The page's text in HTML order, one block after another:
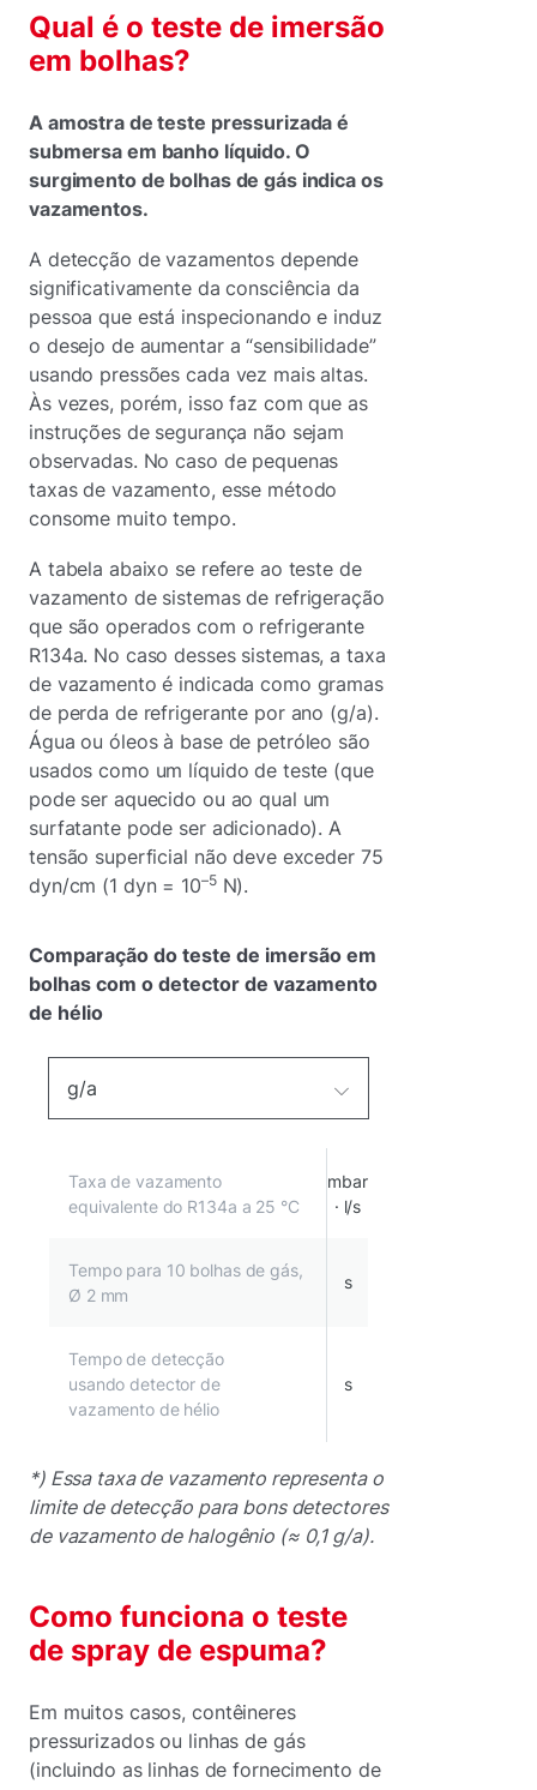
Qual é o teste de imersão
em bolhas?
A amostra de teste pressurizada é
submersa em banho líquido. O
surgimento de bolhas de gás indica os
vazamentos.
A detecção de vazamentos depende
significativamente da consciência da
pessoa que está inspecionando e induz
o desejo de aumentar a “sensibilidade”
usando pressões cada vez mais altas.
Às vezes, porém, isso faz com que as
instruções de segurança não sejam
observadas. No caso de pequenas
taxas de vazamento, esse método
consome muito tempo.
A tabela abaixo se refere ao teste de
vazamento de sistemas de refrigeração
que são operados com o refrigerante
R134a. No caso desses sistemas, a taxa
de vazamento é indicada como gramas
de perda de refrigerante por ano (g/a).
Água ou óleos à base de petróleo são
usados como um líquido de teste (que
pode ser aquecido ou ao qual um
surfatante pode ser adicionado). A
tensão superficial não deve exceder 75
dyn/cm (1 dyn = 10–5N).
Comparação do teste de imersão em
bolhas com o detector de vazamento
de hélio
g/a
Taxa de vazamento
equivalente do R134a a 25 °C
mbar
· l/s
Tempo para 10 bolhas de gás,
Ø 2 mm
s
Tempo de detecção
usando detector de
vazamento de hélio
s
*) Essa taxa de vazamento representa o
limite de detecção para bons detectores
de vazamento de halogênio (≈ 0,1 g/a).
Como funciona o teste
de spray de espuma?
Em muitos casos, contêineres
pressurizados ou linhas de gás
(incluindo as linhas de fornecimento de